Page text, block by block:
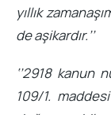
yıllık
de aşikardır.’’
‘’2918 kanun
109/1.